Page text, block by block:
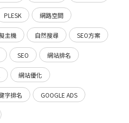
PLESK 網路空間
主機 自然搜尋 SEO方案
SEO 網站排名
網站優化
字排名 GOOGLE ADS